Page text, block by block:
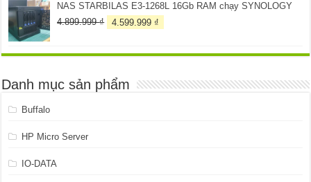
NAS STARBILAS E3-1268L 16Gb RAM chạy SYNOLOGY
4.899.999₫
Giá
4.899.999 ₫.
4.599.999 ₫
là:
Danh mục sản phẩm
Buffalo
HP Micro Server
IO-DATA